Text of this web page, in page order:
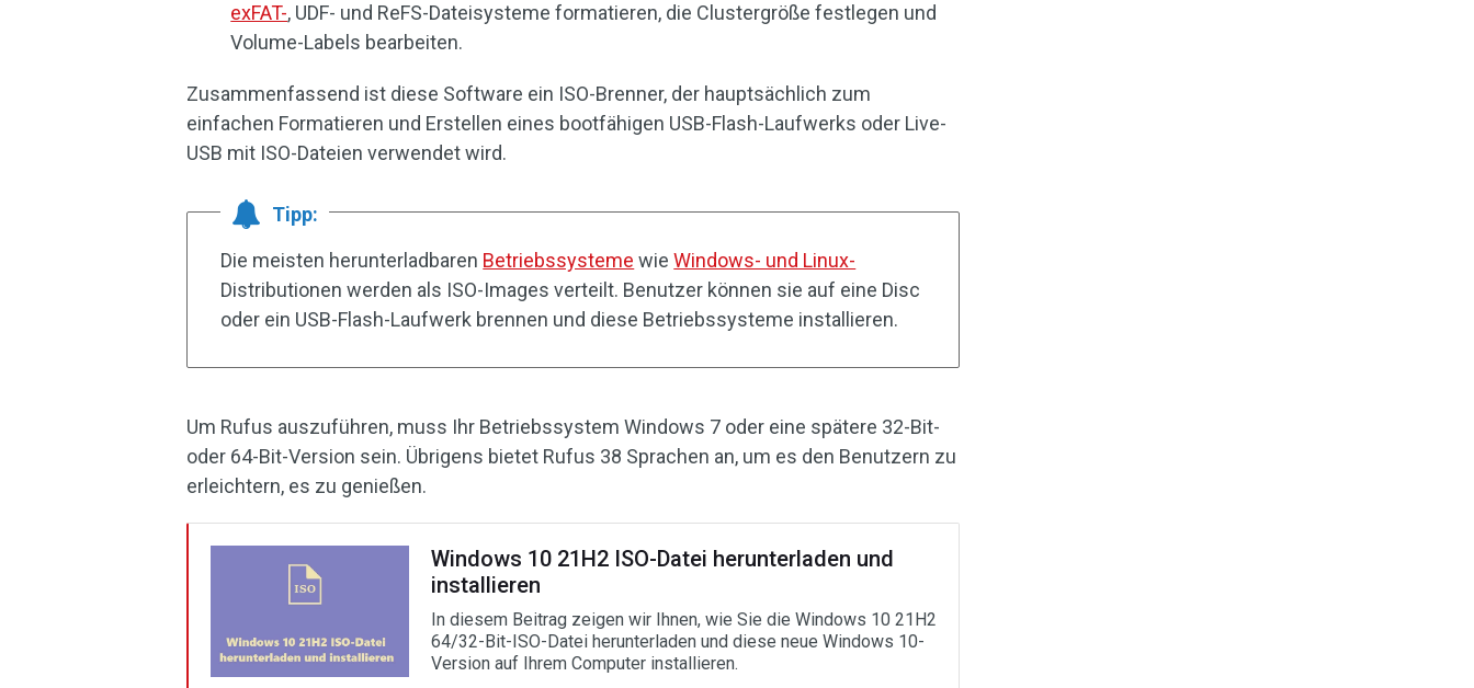
exFAT-, UDF- und ReFS-Dateisysteme formatieren, die Clustergröße festlegen und
Volume-Labels bearbeiten.
Zusammenfassend ist diese Software ein ISO-Brenner, der hauptsächlich zum
einfachen Formatieren und Erstellen eines bootfähigen USB-Flash-Laufwerks oder Live-
USB mit ISO-Dateien verwendet wird.
Tipp:
Die meisten herunterladbaren Betriebssysteme wieWindows- und Linux-
Distributionen werden als ISO-Images verteilt. Benutzer können sie auf eine Disc
oder ein USB-Flash-Laufwerk brennen und diese Betriebssysteme installieren.
Um Rufus auszuführen, muss Ihr Betriebssystem Windows 7 oder eine spätere 32-Bit-
oder 64-Bit-Version sein. Übrigens bietet Rufus 38 Sprachen an, um es den Benutzern zu
erleichtern, es zu genießen.
Windows 10 21H2 ISO-Datei herunterladen und
installieren
In diesem Beitrag zeigen wir Ihnen, wie Sie die Windows 10 21H2
64/32-Bit-ISO-Datei herunterladen und diese neue Windows 10-
Version auf Ihrem Computer installieren.